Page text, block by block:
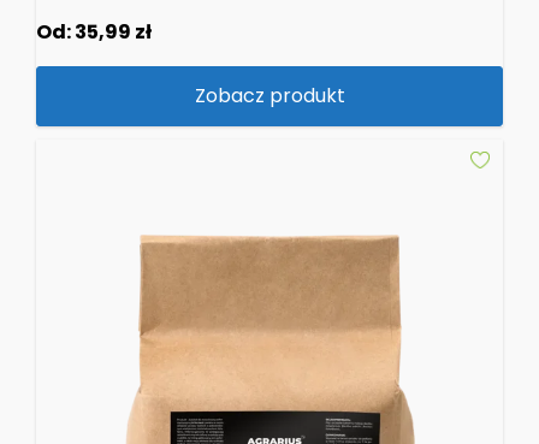
Od:35,99 zł
Zobacz produkt